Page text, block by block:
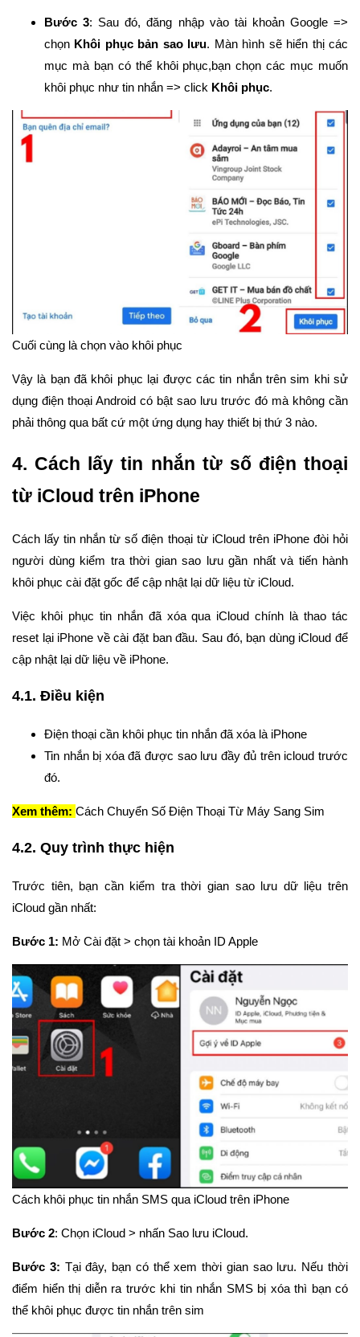
Bước 3: Sau đó, đăng nhập vào tài khoản Google =>
chọn Khôi phục bản sao lưu. Màn hình sẽ hiển thị các
mục mà bạn có thể khôi phục,bạn chọn các mục muốn
khôi phục như tin nhắn => click Khôi phục.
Cuối cùng là chọn vào khôi phục
Vậy là bạn đã khôi phục lại được các tin nhắn trên sim khi sử
dụng điện thoại Android có bật sao lưu trước đó mà không cần
phải thông qua bất cứ một ứng dụng hay thiết bị thứ 3 nào.
4. Cách lấy tin nhắn từ số điện thoại
từ iCloud trên iPhone
Cách lấy tin nhắn từ số điện thoại từ iCloud trên iPhone đòi hỏi
người dùng kiểm tra thời gian sao lưu gần nhất và tiến hành
khôi phục cài đặt gốc để cập nhật lại dữ liệu từ iCloud.
Việc khôi phục tin nhắn đã xóa qua iCloud chính là thao tác
reset lại iPhone về cài đặt ban đầu. Sau đó, bạn dùng iCloud để
cập nhật lại dữ liệu về iPhone.
4.1. Điều kiện
Điện thoại cần khôi phục tin nhắn đã xóa là iPhone
Tin nhắn bị xóa đã được sao lưu đầy đủ trên icloud trước
đó.
Xem thêm: Cách Chuyển Số Điện Thoại Từ Máy Sang Sim
4.2. Quy trình thực hiện
Trước tiên, bạn cần kiểm tra thời gian sao lưu dữ liệu trên
iCloud gần nhất:
Bước 1: Mở Cài đặt > chọn tài khoản ID Apple
Cách khôi phục tin nhắn SMS qua iCloud trên iPhone
Bước 2: Chọn iCloud > nhấn Sao lưu iCloud.
Bước 3: Tại đây, bạn có thể xem thời gian sao lưu. Nếu thời
điểm hiển thị diễn ra trước khi tin nhắn SMS bị xóa thì bạn có
thể khôi phục được tin nhắn trên sim